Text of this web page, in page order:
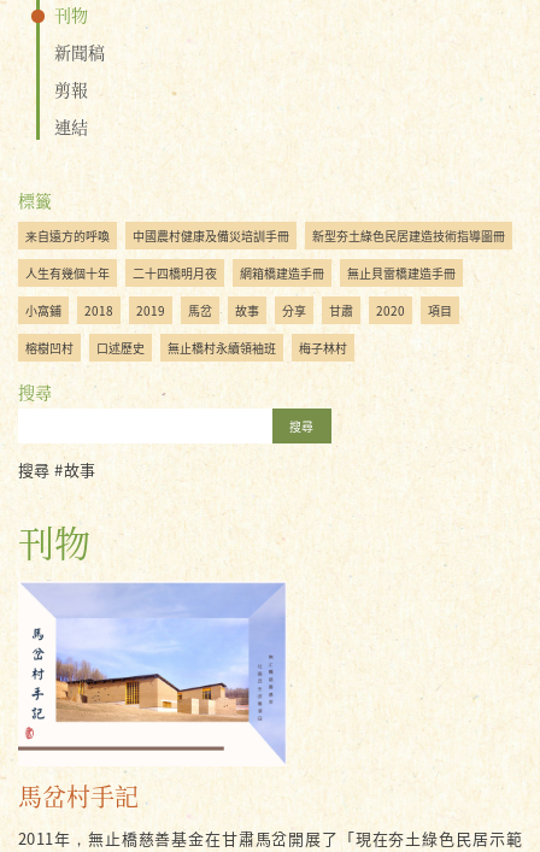
刊物
新聞稿
剪報
連結
標籤
来自遠方的呼喚 中國農村健康及備災培訓手冊 新型夯土綠色民居建造技術指導圖冊
人生有幾個十年 二十四橋明月夜 網箱橋建造手冊 無止貝雷橋建造手冊
小窩鋪 2018 2019 馬岔 故事 分享 甘肅 2020 項目
榕樹凹村 口述歷史 無止橋村永續領袖班 梅子林村
搜尋
搜尋
搜尋 #故事
刊物
馬岔村手記
2011年，無止橋慈善基金在甘肅馬岔開展了「現在夯土綠色民居示範